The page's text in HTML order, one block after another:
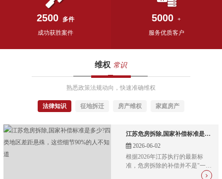
2500 多件
成功获胜案件
5000
+
服务优质客户
维权 常识
熟悉政策法规动向，快速准确维权
法律知识 征地拆迁 房产维权 家庭房产
江苏危房拆除,国家补偿标准是多少?四类地区差距悬殊，这些细节90%的人不知道
2026-06-02
根据2026年江苏执行的最新标
准，危房拆除的补偿并不是"一刀
切"的数字，而是一套由房屋重置